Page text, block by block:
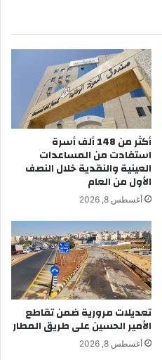
أكثر من 148 ألف أسرة
استفادت من المساعدات
العينية والنقدية خلال النصف
الأول من العام
أغسطس 8, 2026
تعديلات مرورية ضمن تقاطع
الأمير الحسين على طريق المطار
أغسطس 8, 2026